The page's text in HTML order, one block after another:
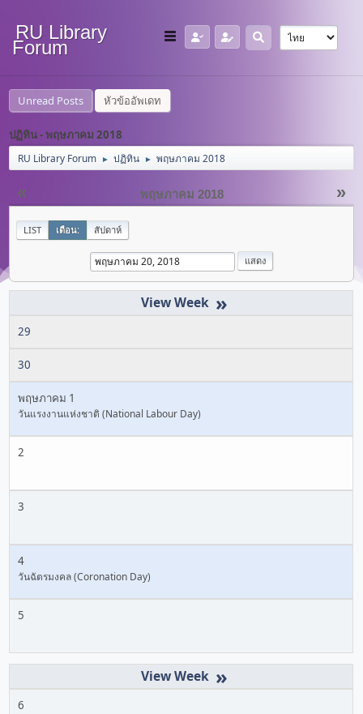
RU Library
Forum
Unread Posts หัวข้ออัพเดท
ปฏิทิน - พฤษภาคม 2018
RU Library Forum ► ปฏิทิน ► พฤษภาคม 2018
« »
พฤษภาคม 2018
LIST เดือน: สัปดาห์
»
29
30
พฤษภาคม 1
วันแรงงานแห่งชาติ (National Labour Day)
2
3
4
วันฉัตรมงคล (Coronation Day)
5
»
6